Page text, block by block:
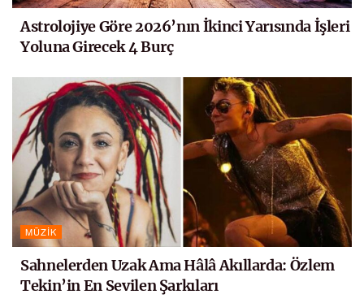
Astrolojiye Göre 2026’nın İkinci Yarısında İşleri
Yoluna Girecek 4 Burç
MÜZIK
Sahnelerden Uzak Ama Hâlâ Akıllarda: Özlem
Tekin’in En Sevilen Şarkıları